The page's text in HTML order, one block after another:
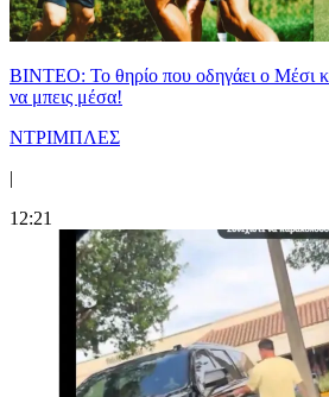
ΒΙΝΤΕΟ: Το θηρίο που οδηγάει ο Μέσι
να μπεις μέσα!
ΝΤΡΙΜΠΛΕΣ
|
12:21